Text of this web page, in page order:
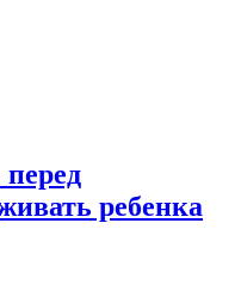
ребенка